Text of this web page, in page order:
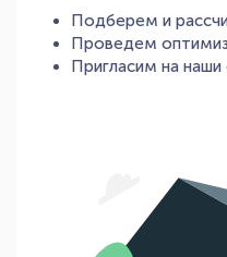
Подберем и
Проведем
Пригласим на наши